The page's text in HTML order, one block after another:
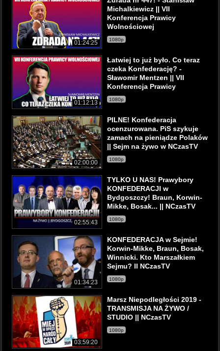
01:24:25
Michalkiewicz || VII
Konferencja Prawicy
Wolnościowej
1080p
01:12:13
Łatwiej to już było. Co teraz
czeka Konfederację? -
Sławomir Mentzen || VII
Konferencja Prawicy
1080p
02:00:00
PILNE! Konfederacja
ocenzurowana. PiS szykuje
zamach na pieniądze Polaków
|| Sejm na żywo w NCzasTV
1080p
02:55:43
TYLKO U NAS! Prawybory
KONFEDERACJI w
Bydgoszczy! Braun, Korwin-
Mikke, Bosak... || NCzasTV
1080p
01:34:23
KONFEDERACJA w Sejmie!
Korwin-Mikke, Braun, Bosak,
Winnicki. Kto Marszałkiem
Sejmu? II NCzasTV
1080p
03:59:20
Marsz Niepodległości 2019 -
TRANSMISJA NA ŻYWO /
STUDIO || NCzasTV
1080p